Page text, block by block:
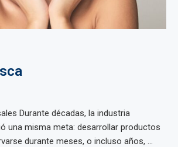
Durante décadas, la industria
una misma meta: desarrollar productos
durante meses, o incluso años, ...